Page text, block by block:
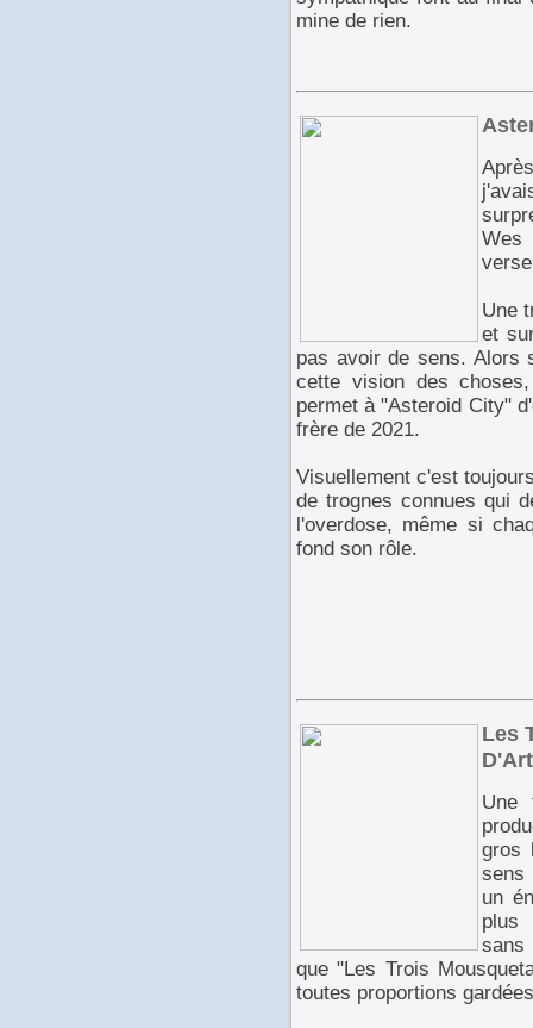
mine de rien.
Wes
Une
et
pas avoir de sens. Alors
cette vision des
permet à "Asteroid City"
frère de 2021.
Visuellement c'est
de trognes connues qui
l'overdose, même si
fond son rôle.
Les
Une
gros
sens
un
plus
sans
que "Les Trois
toutes proportions